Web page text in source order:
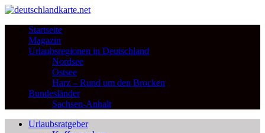
Startseite
Magazin
Urlaubsregionen in Deutschland
Nordsee
Ostsee
Harz – Rund um den Brocken
Bundesländer
Sachsen-Anhalt
Urlaubsratgeber